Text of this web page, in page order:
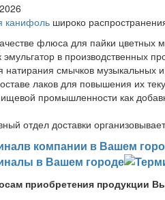
канифоль широко
флюса для пайки цветных
эмульгатор в производственных
натирания смычков музыкальных
лаков для повышения их
промышленности как
отдел доставки
приобретения продукции